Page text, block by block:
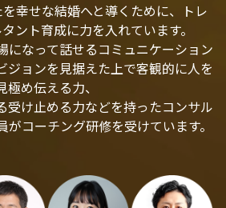
幸せな結婚へと導くために、トレ
ント育成に力を入れています。
になって話せるコミュニケーション
ジョンを見据えた上で客観的に人を
極め伝える力、
受け止める力などを持ったコンサル
コーチング研修を受けています。